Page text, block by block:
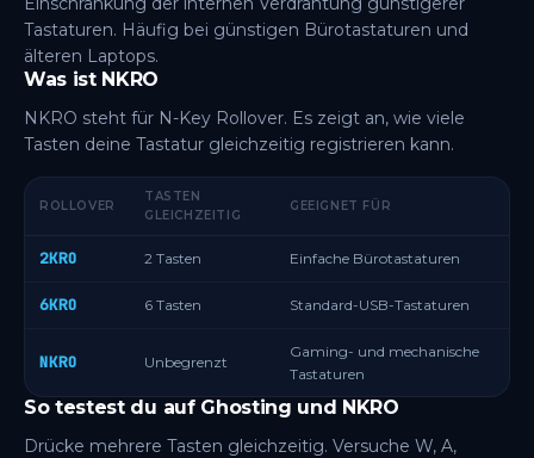
Tastaturen. Häufig bei günstigen Bürotastaturen und
älteren Laptops.
Was ist NKRO
NKRO steht für N-Key Rollover. Es zeigt an, wie viele
Tasten deine Tastatur gleichzeitig registrieren kann.
ROLLOVER
TASTEN
GLEICHZEITIG
GEEIGNET FÜR
2KRO 2 Tasten Einfache Bürotastaturen
6KRO 6 Tasten Standard-USB-Tastaturen
NKRO Unbegrenzt
Gaming- und mechanische
Tastaturen
So testest du auf Ghosting und NKRO
Drücke mehrere Tasten gleichzeitig. Versuche W, A,